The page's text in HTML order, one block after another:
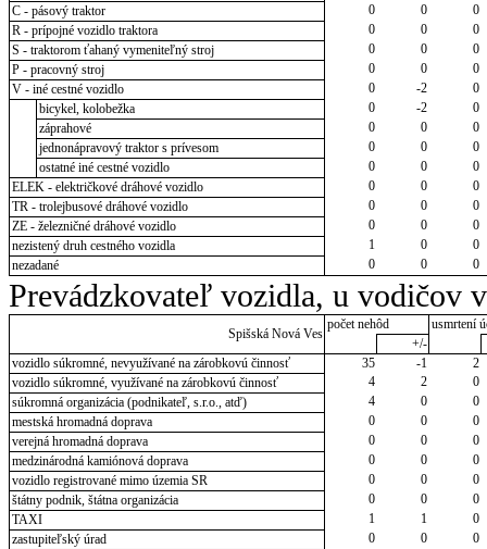
C - pásový traktor
0 0
0
R - prípojné vozidlo traktora
0 0
0
S - traktorom ťahaný vymeniteľný stroj
0 0
0
P - pracovný stroj
0 0
0
V - iné cestné vozidlo
0 -2
0
bicykel, kolobežka
0 -2
0
záprahové
0 0
0
jednonápravový traktor s prívesom
0 0
0
ostatné iné cestné vozidlo
0 0
0
ELEK - električkové dráhové vozidlo
0 0
0
TR - trolejbusové dráhové vozidlo
0 0
0
ZE - železničné dráhové vozidlo
0 0
0
nezistený druh cestného vozidla
1 0
0
nezadané
0 0 0
Prevádzkovateľ vozidla, u vodičov
Spišská Nová Ves
počet nehôd
usmrtení
+/-
vozidlo súkromné, nevyužívané na zárobkovú činnosť
35 -1
2
vozidlo súkromné, využívané na zárobkovú činnosť
4 2
0
súkromná organizácia (podnikateľ, s.r.o., atď)
4 0
0
mestská hromadná doprava
0 0
0
verejná hromadná doprava
0 0
0
medzinárodná kamiónová doprava
0 0
0
vozidlo registrované mimo územia SR
0 0
0
štátny podnik, štátna organizácia
0 0
0
TAXI
1 1
0
zastupiteľský úrad
0 0
0